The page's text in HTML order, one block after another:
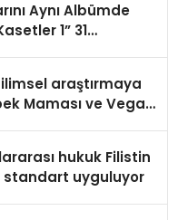
Aynı Albümde
1” 31
araştırmaya
Maması ve Vegan
hukuk Filistin
uyguluyor